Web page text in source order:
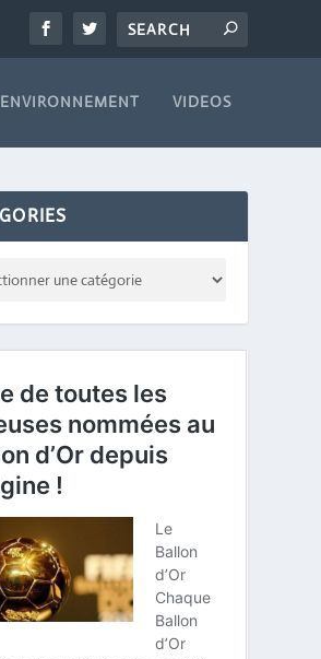
ENVIRONNEMENT VIDEOS